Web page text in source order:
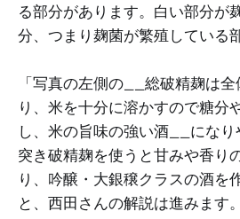
る部分があります。白い部分が
分、つまり麹菌が繁殖している
「写真の左側の__総破精麹は
り、米を十分に溶かすので糖分
し、米の旨味の強い酒__になり
突き破精麹を使うと甘みや香り
り、吟醸・大銀穣クラスの酒を
と、西田さんの解説は進みます。